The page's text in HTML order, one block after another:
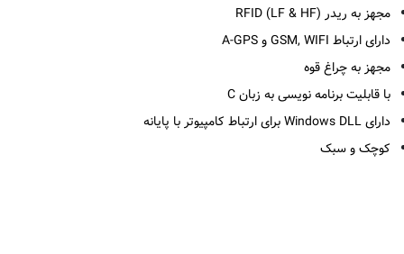
مجهز به ریدر RFID (LF & HF)
دارای ارتباط GSM, WIFI و A-GPS
مجهز به چراغ قوه
با قابلیت برنامه نویسی به زبان C
دارای Windows DLL برای ارتباط کامپیوتر با پایانه
کوچک و سبک